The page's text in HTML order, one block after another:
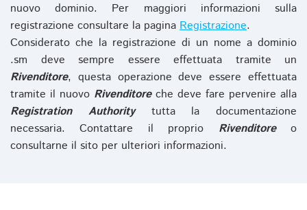
nuovo dominio. Per maggiori informazioni sulla
registrazione consultare la pagina Registrazione.
Considerato che la registrazione di un nome a dominio
.sm deve sempre essere effettuata tramite un
Rivenditore, questa operazione deve essere effettuata
tramite il nuovo Rivenditoreche deve fare pervenire alla
Registration Authoritytutta la documentazione
necessaria. Contattare il proprio Rivenditoreo
consultarne il sito per ulteriori informazioni.